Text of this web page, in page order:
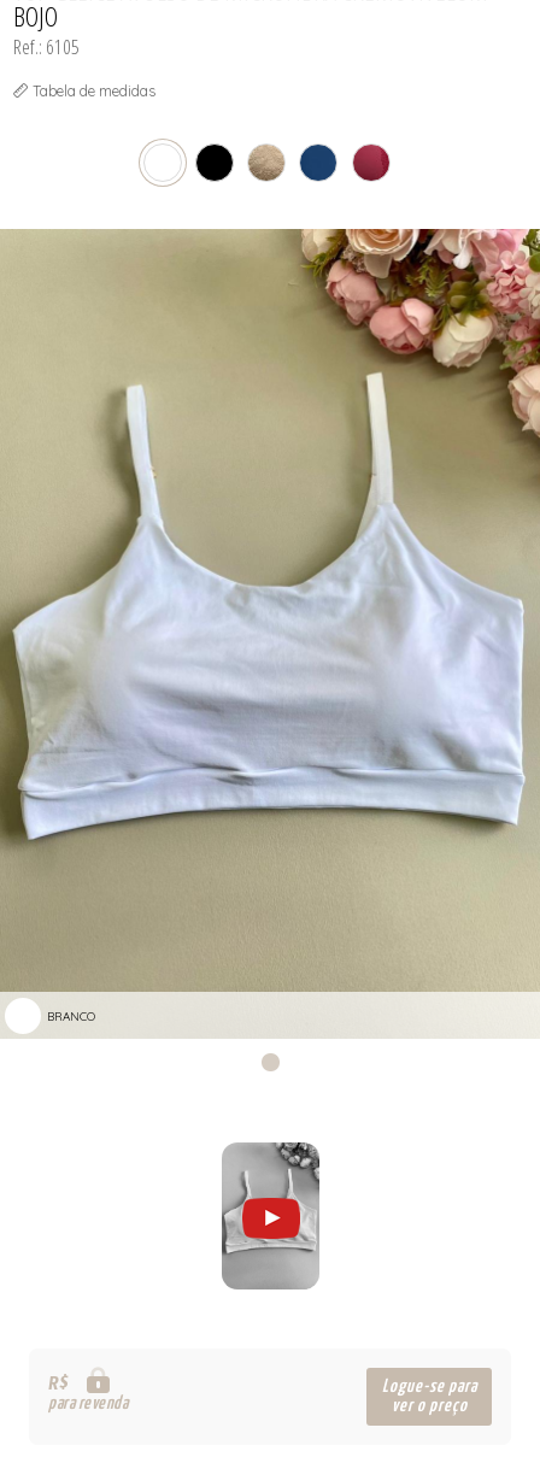
BOJO
Ref.: 6105
Tabela de medidas
BRANCO
R$
para revenda
Logue-se para
ver o preço